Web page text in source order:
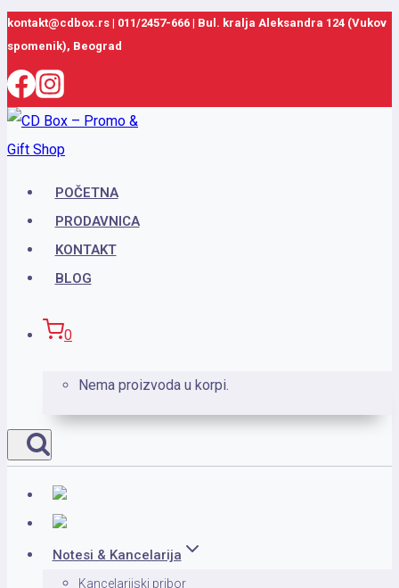
Skip
to
content
kontakt@cdbox.rs | 011/2457-666 | Bul. kralja Aleksandra 124 (Vukov
spomenik), Beograd
POČETNA
PRODAVNICA
KONTAKT
BLOG
0
Nema proizvoda u korpi.
Notesi & Kancelarija
Kancelarijski pribor